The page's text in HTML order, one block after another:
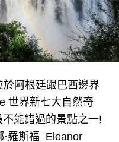
阿根廷跟巴西邊界
世界新七大自然奇
能錯過的景點之一!
·羅斯福 Eleanor